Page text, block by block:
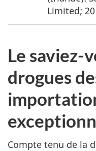
Limited;
Le saviez-
drogues
Compte tenu de la